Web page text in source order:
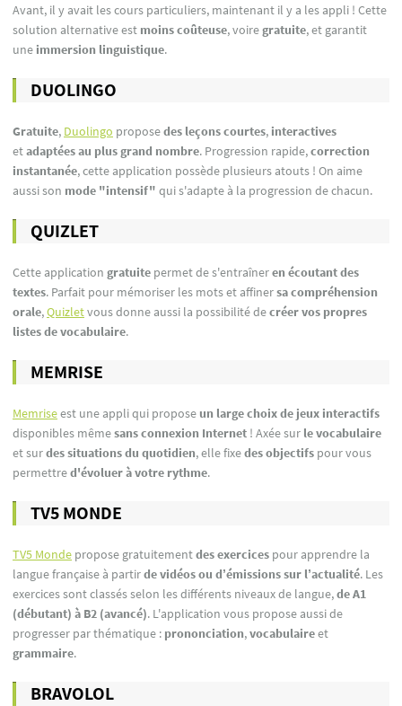
Avant, il y avait les cours particuliers, maintenant il y a les appli ! Cette
solution alternative est moins coûteuse, voiregratuite, et garantit
une immersion linguistique.
DUOLINGO
Gratuite, Duolingo proposedes leçons courtes, interactives
etadaptées au plus grand nombre. Progression rapide,correction
instantanée, cette application possède plusieurs atouts ! On aime
aussi son mode "intensif" qui s'adapte à la progression de chacun.
QUIZLET
Cette application gratuite permet de s'entraîneren écoutant des
textes. Parfait pour mémoriser les mots et affinersa compréhension
orale,Quizletvous donne aussi la possibilité decréer vos propres
listes de vocabulaire.
MEMRISE
Memriseest une appli qui propose un large choix de jeux interactifs
disponibles mêmesans connexion Internet ! Axée sur le vocabulaire
et surdes situations du quotidien, elle fixedes objectifs pour vous
permettred'évoluer à votre rythme.
TV5 MONDE
TV5 Monde propose gratuitementdes exercices pour apprendre la
langue française à partirde vidéos ou d’émissions sur l’actualité. Les
exercices sont classés selon les différents niveaux de langue,de A1
(débutant) à B2 (avancé). L'application vous propose aussi de
progresser par thématique : prononciation,vocabulaireet
grammaire.
BRAVOLOL